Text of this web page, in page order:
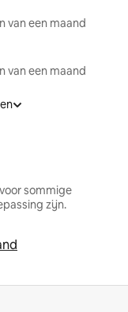
van een maand
van een maand
sommige
zijn.